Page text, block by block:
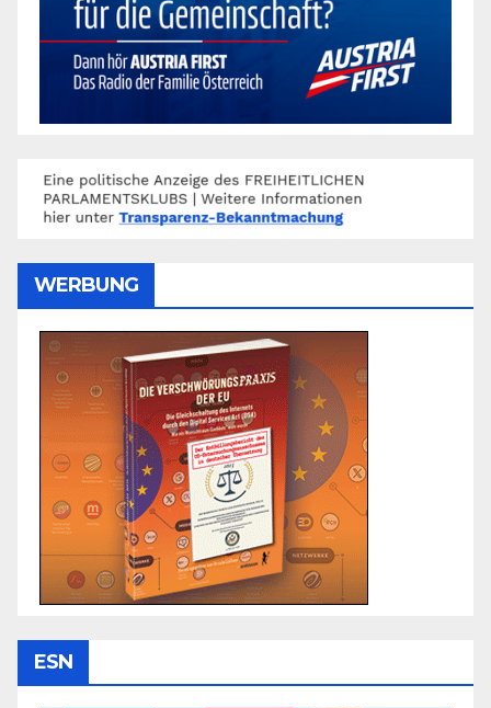
WERBUNG
ESN